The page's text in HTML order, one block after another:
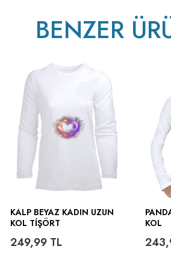
ütülenir.BENZER
KALP BEYAZ KADIN UZUN
KOL TIŞÖRT
249,99 TL
KOL